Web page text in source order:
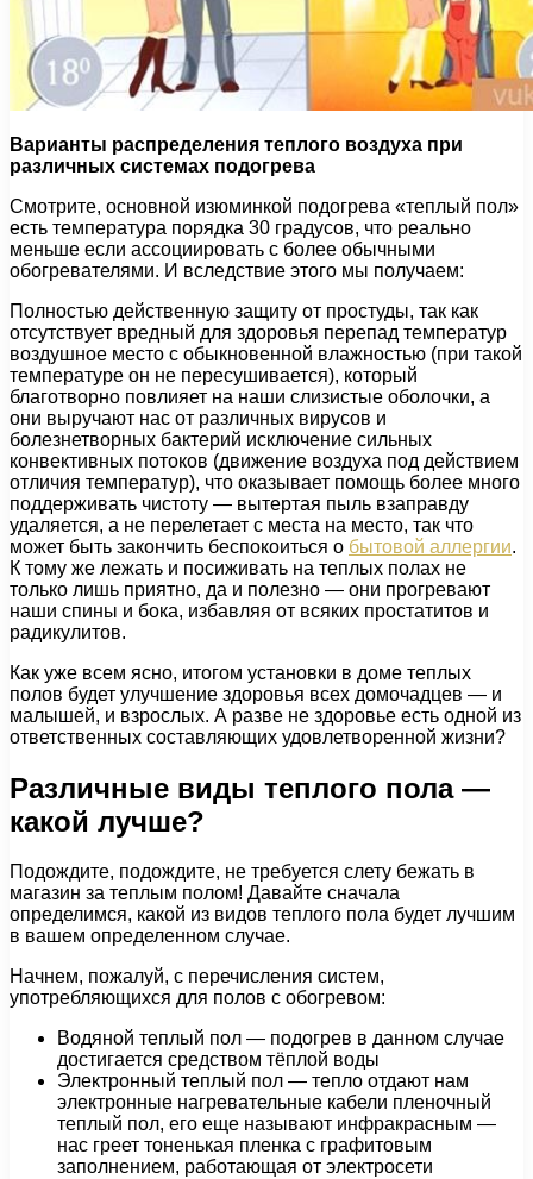
Варианты распределения теплого воздуха при
различных системах подогрева
Смотрите, основной изюминкой подогрева «теплый пол»
есть температура порядка 30 градусов, что реально
меньше если ассоциировать с более обычными
обогревателями. И вследствие этого мы получаем:
Полностью действенную защиту от простуды, так как
отсутствует вредный для здоровья перепад температур
воздушное место с обыкновенной влажностью (при такой
температуре он не пересушивается), который
благотворно повлияет на наши слизистые оболочки, а
они выручают нас от различных вирусов и
болезнетворных бактерий исключение сильных
конвективных потоков (движение воздуха под действием
отличия температур), что оказывает помощь более много
поддерживать чистоту — вытертая пыль взаправду
удаляется, а не перелетает с места на место, так что
может быть закончить беспокоиться о бытовой аллергии.
К тому же лежать и посиживать на теплых полах не
только лишь приятно, да и полезно — они прогревают
наши спины и бока, избавляя от всяких простатитов и
радикулитов.
Как уже всем ясно, итогом установки в доме теплых
полов будет улучшение здоровья всех домочадцев — и
малышей, и взрослых. А разве не здоровье есть одной из
ответственных составляющих удовлетворенной жизни?
Различные виды теплого пола —
какой лучше?
Подождите, подождите, не требуется слету бежать в
магазин за теплым полом! Давайте сначала
определимся, какой из видов теплого пола будет лучшим
в вашем определенном случае.
Начнем, пожалуй, с перечисления систем,
употребляющихся для полов с обогревом:
Водяной теплый пол — подогрев в данном случае
достигается средством тёплой воды
Электронный теплый пол — тепло отдают нам
электронные нагревательные кабели пленочный
теплый пол, его еще называют инфракрасным —
нас греет тоненькая пленка с графитовым
заполнением, работающая от электросети